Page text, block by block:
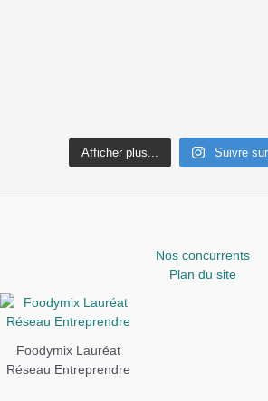
Afficher plus... Suivre
Nos concurrents
Plan du site
Foodymix Lauréat
Réseau Entreprendre